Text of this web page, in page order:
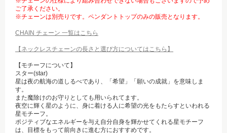
ご了承ください。
※チェーンは別売りです。ペンダントトップのみの販売となります。
CHAIN チェーン 一覧はこちら
【ネックレスチェーンの長さと選び方についてはこちら】
【モチーフについて】
スター(star)
星は夜の航海の道しるべであり、「希望」「願いの成就」を意味しま
す。
また魔除けのお守りとしても用いられてます。
夜空に輝く星のように、身に着ける人に希望の光をもたらすといわれる
星モチーフ。
ポジティブなエネルギーを与え自分自身を輝かせてくれる星モチーフ
は、目標をもって前向きに進む方におすすめです。